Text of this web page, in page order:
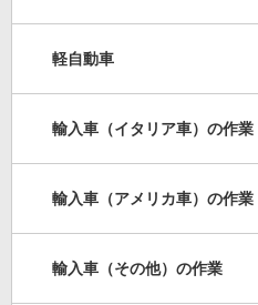
軽自動車
輸入車（イタリア車）の作業
輸入車（アメリカ車）の作業
輸入車（その他）の作業